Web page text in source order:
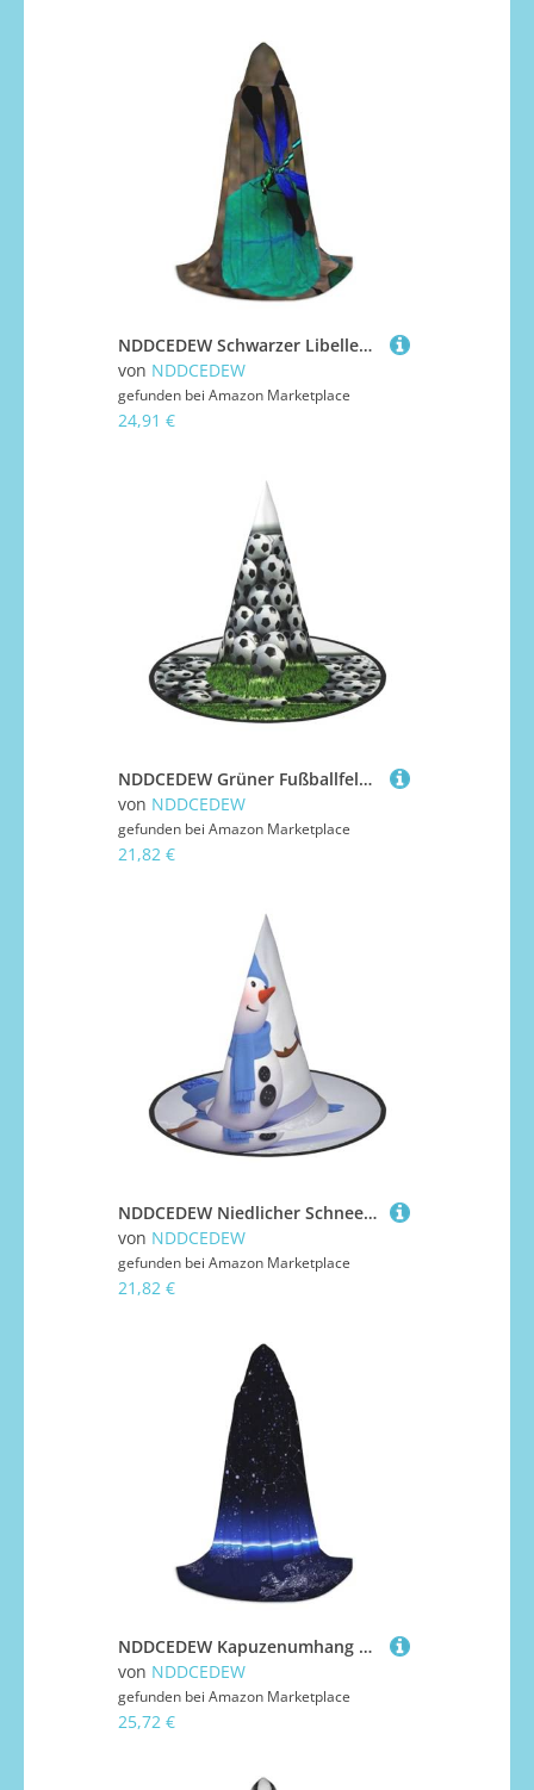
NDDCEDEW Schwarzer Libellen-Aufdruck, Kapuzenumhang für Teenager, bodenlanger Kapuzenumhang
von NDDCEDEW
gefunden bei Amazon Marketplace
24,91 €
NDDCEDEW Grüner Fußballfeld-Druck, Halloween-Hüte, Hexen-Zauberer-Hüte für Feste, Cosplay
von NDDCEDEW
gefunden bei Amazon Marketplace
21,82 €
NDDCEDEW Niedlicher Schneemann-Druck, Halloween-Hüte, Hexen-Zauberer-Hüte für Feste, Cosplay
von NDDCEDEW
gefunden bei Amazon Marketplace
21,82 €
NDDCEDEW Kapuzenumhang mit blauem Sternbild, Galaxie-Druck, für Teenager, bodenlanger Kapuzenumhang
von NDDCEDEW
gefunden bei Amazon Marketplace
25,72 €